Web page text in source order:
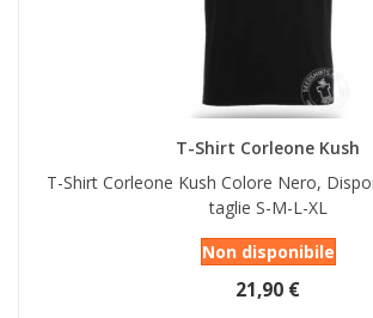
T-Shirt Corleone Kush
T-Shirt Corleone Kush Colore Nero,
taglie S-M-L-XL
Non disponibile
21,90 €